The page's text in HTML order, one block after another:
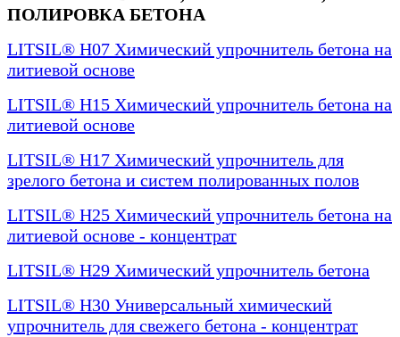
ПОЛИРОВКА БЕТОНА
LITSIL® H07 Химический упрочнитель бетона на
литиевой основе
LITSIL® H15 Химический упрочнитель бетона на
литиевой основе
LITSIL® Н17 Химический упрочнитель для
зрелого бетона и систем полированных полов
LITSIL® H25 Химический упрочнитель бетона на
литиевой основе - концентрат
LITSIL® H29 Химический упрочнитель бетона
LITSIL® H30 Универсальный химический
упрочнитель для свежего бетона - концентрат